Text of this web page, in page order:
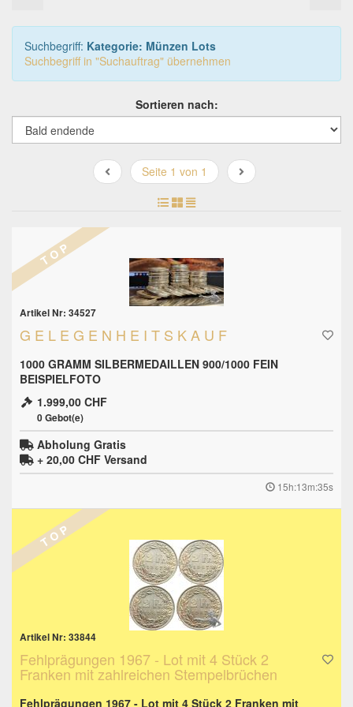
im
2189Suchbegriff: Kategorie: Münzen Lots
Suchbegriff in "Suchauftrag" übernehmen
Sortieren nach:
Seite 1 von 1
T O P
Artikel Nr: 34527
G E L E G E N H E I T S K A U F
1000 GRAMM SILBERMEDAILLEN 900/1000 FEIN
BEISPIELFOTO
1.999,00 CHF
0Gebot(e)
Abholung Gratis
+ 20,00 CHF Versand
15h:13m:34s
T O P
Artikel Nr: 33844
Fehlprägungen 1967 - Lot mit 4 Stück 2
Franken mit zahlreichen Stempelbrüchen
Fehlprägungen 1967 - Lot mit 4 Stück 2 Franken mit